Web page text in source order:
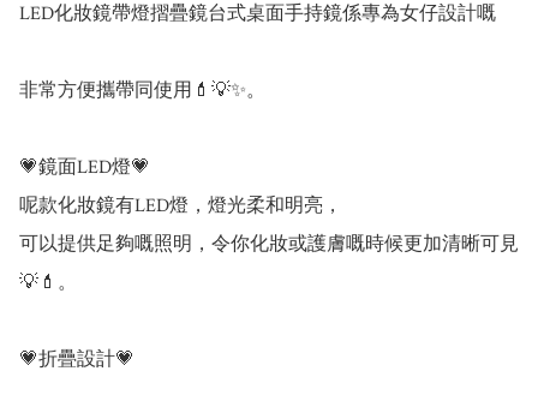
LED化妝鏡帶燈摺疊鏡台式桌面手持鏡係專為女仔設計嘅
非常方便攜帶同使用💄💡✨。
💗鏡面LED燈💗
呢款化妝鏡有LED燈，燈光柔和明亮，
可以提供足夠嘅照明，令你化妝或護膚嘅時候更加清晰可見
💡💄。
💗折疊設計💗